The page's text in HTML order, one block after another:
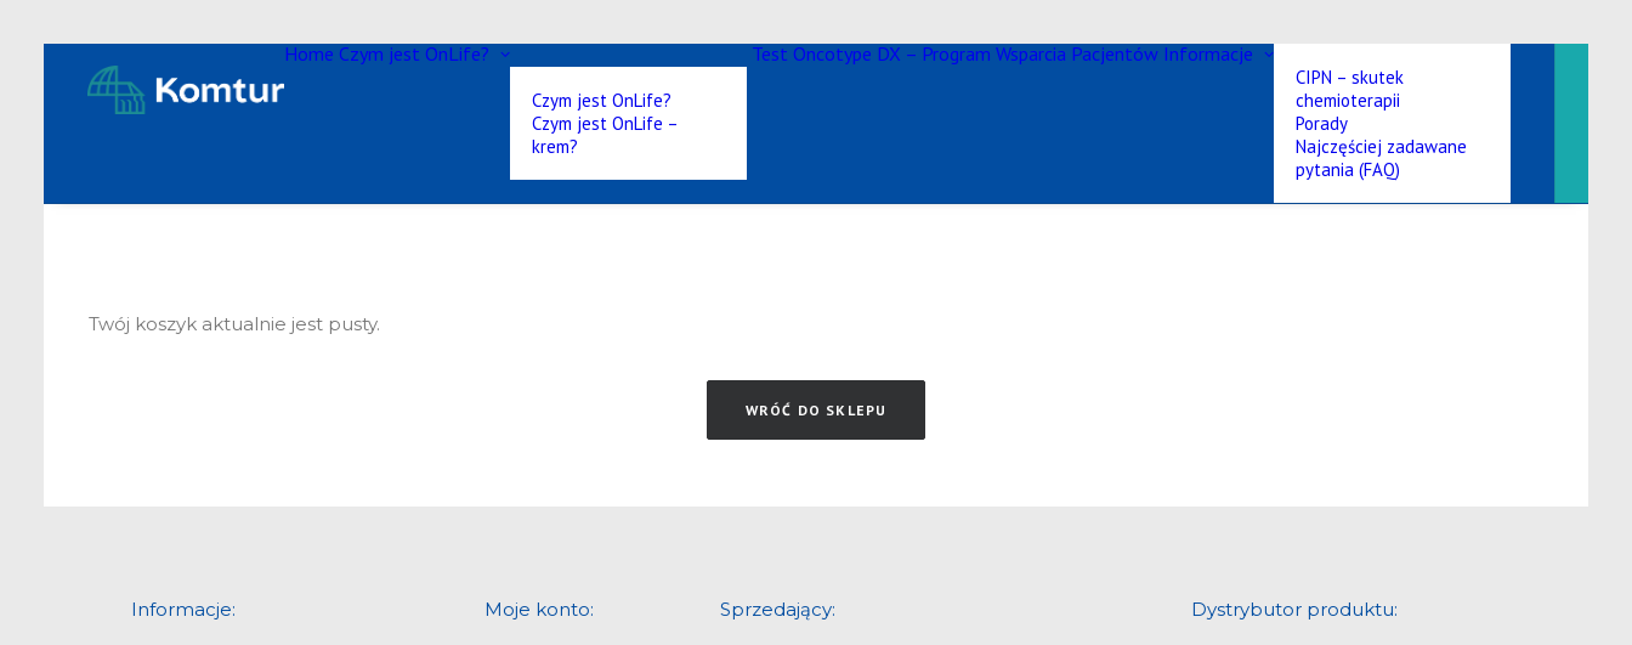
Home Czym jest OnLife?
Czym jest OnLife?
Czym jest OnLife –
krem?
Test Oncotype DX – Program Wsparcia Pacjentów Informacje
CIPN – skutek
chemioterapii
Porady
Najczęściej zadawane
pytania (FAQ)
Twój koszyk aktualnie jest pusty.
WRÓĆ DO SKLEPU
Informacje: Moje konto: Sprzedający: Dystrybutor produktu: